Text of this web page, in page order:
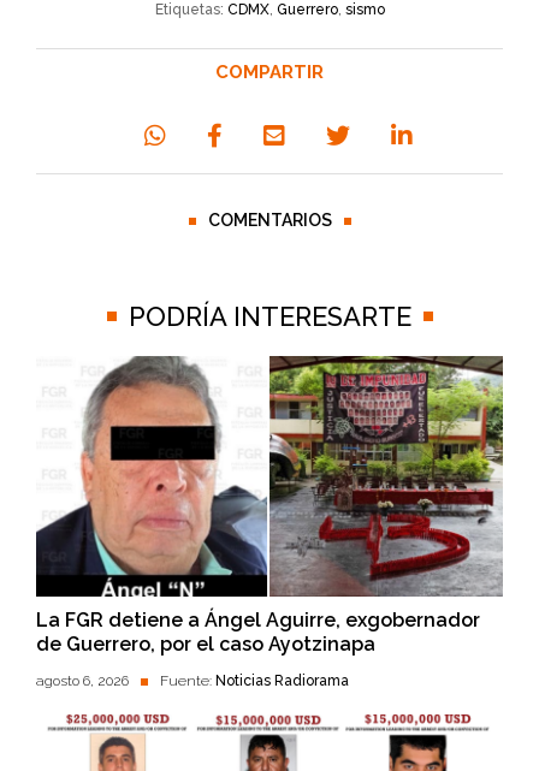
Etiquetas: CDMX, Guerrero, sismo
COMPARTIR
COMENTARIOS
PODRÍA INTERESARTE
La FGR detiene a Ángel Aguirre, exgobernador
de Guerrero, por el caso Ayotzinapa
agosto 6, 2026 Fuente: Noticias Radiorama